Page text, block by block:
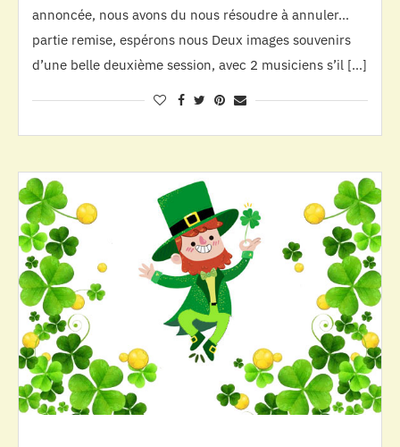
annoncée, nous avons du nous résoudre à annuler…
partie remise, espérons nous Deux images souvenirs
d’une belle deuxième session, avec 2 musiciens s’il […]